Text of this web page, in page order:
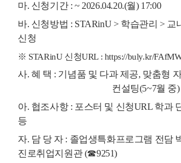
마. 신청기간 : ~ 2026.04.20.(월) 17:00
바. 신청방법 : STARinU > 학습관리> 교
신청
※ STARinU 신청URL : https://buly.kr/
사. 혜 택 : 기념품 및 다과 제공, 맞춤형
컨설팅(5~7월 중)
아. 협조사항 : 포스터 및 신청URL 학과
등
자. 담 당 자 : 졸업생특화프로그램 전담
진로취업지원관(☎9251)